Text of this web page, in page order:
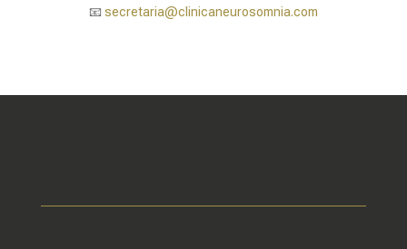
📧 secretaria@clinicaneurosomnia.com